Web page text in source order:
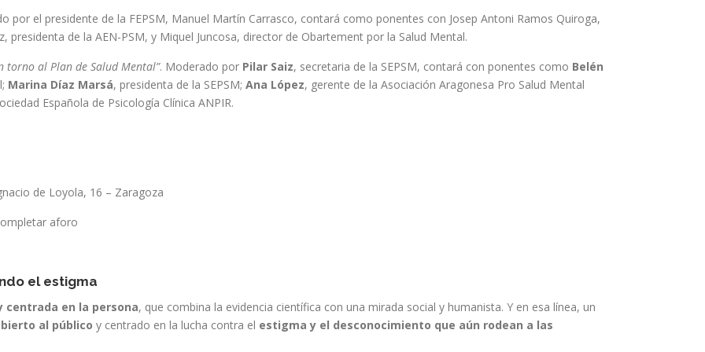
por el presidente de la FEPSM, Manuel Martín Carrasco, contará como ponentes con Josep Antoni Ramos Quiroga,
presidenta de la AEN-PSM, y Miquel Juncosa, director de Obartement por la Salud Mental.
torno al Plan de Salud Mental”. Moderado por Pilar Saiz, secretaria de la SEPSM, contará con ponentes como Belén
Marina Díaz Marsá, presidenta de la SEPSM; Ana López, gerente de la Asociación Aragonesa Pro Salud Mental
Española de Psicología Clínica ANPIR.
de Loyola, 16 – Zaragoza
aforo
el estigma
en la persona, que combina la evidencia científica con una mirada social y humanista. Y en esa línea, un
al público y centrado en la lucha contra el estigma y el desconocimiento que aún rodean a las